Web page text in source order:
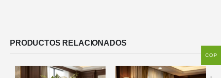
PRODUCTOS RELACIONADOS
COP